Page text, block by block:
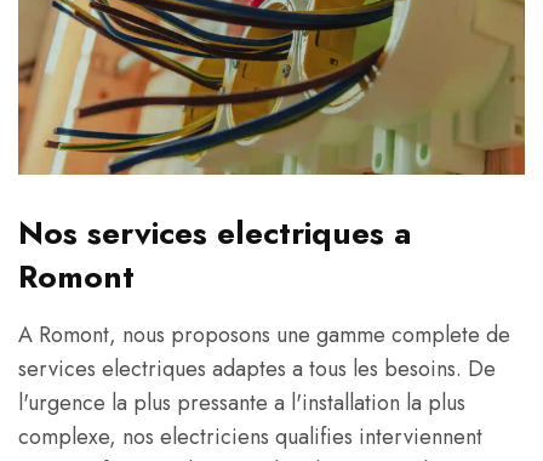
Nos services electriques a
Romont
A Romont, nous proposons une gamme complete de
services electriques adaptes a tous les besoins. De
l'urgence la plus pressante a l'installation la plus
complexe, nos electriciens qualifies interviennent